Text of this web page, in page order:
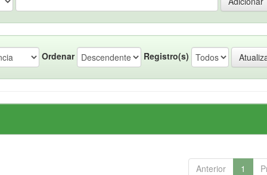
Ordenar Registro(s)
Anterior 1